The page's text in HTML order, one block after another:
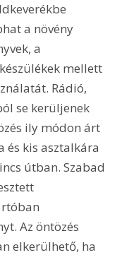
a növény
a
mellett
Rádió,
se kerüljenek
ily módon árt
és kis asztalkára
útban. Szabad
Az öntözés
elkerülhető, ha